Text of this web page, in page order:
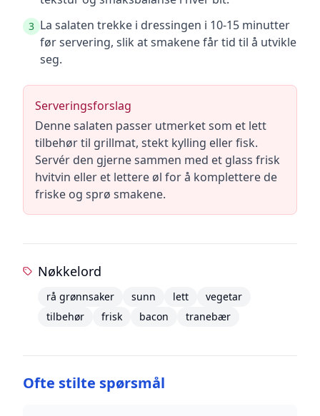
3 La salaten trekke i dressingen i 10-15 minutter
før servering, slik at smakene får tid til å utvikle
seg.
Serveringsforslag
Denne salaten passer utmerket som et lett
tilbehør til grillmat, stekt kylling eller fisk.
Servér den gjerne sammen med et glass frisk
hvitvin eller et lettere øl for å komplettere de
friske og sprø smakene.
Nøkkelord
rå grønnsaker sunn lett
vegetar
tilbehør
frisk bacon tranebær
Ofte stilte spørsmål